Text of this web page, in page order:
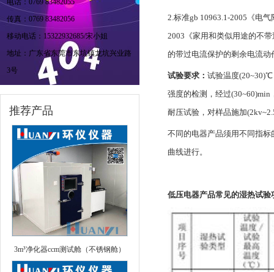
电话：0769 83482055
传真：0769 83482056
移动电话：15322932685/宋小姐
地址：广东省东莞市东坑镇龙坑兴业路
3号
推荐产品
3m³净化器ccm测试舱（不锈钢舱）
2.标准gb 10963.1-2005《电
2003《家用和类似用途的不
的带过电流保护的剩余电流
试验要求：试验温度
强度的检测，经过
耐压试验，对样品施加
不同的电器产品须用不同指
曲线进行。
低压电器产品常见的湿热试验